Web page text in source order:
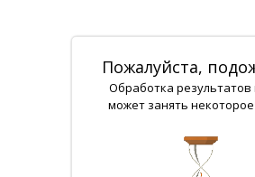
Пожалуйста,
Обработка результатов
может занять